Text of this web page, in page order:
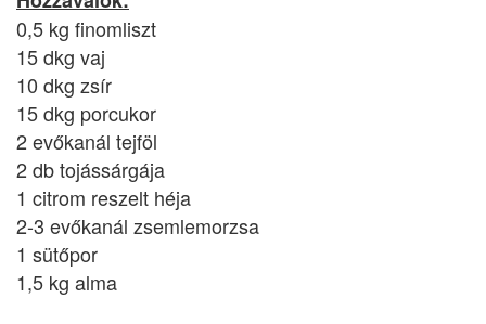
0,5 kg finomliszt
15 dkg vaj
10 dkg zsír
15 dkg porcukor
2 evőkanál tejföl
2 db tojássárgája
1 citrom reszelt héja
2-3 evőkanál zsemlemorzsa
1 sütőpor
1,5 kg alma